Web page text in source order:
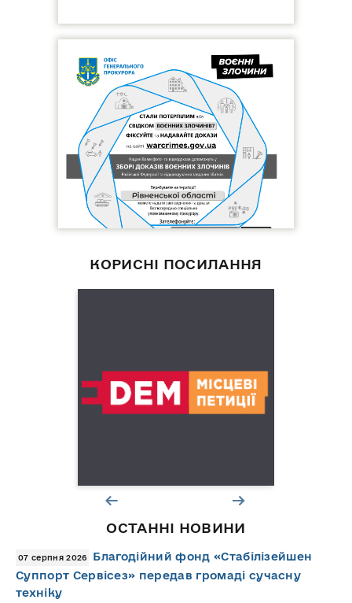
КОРИСНІ ПОСИЛАННЯ
ОСТАННІ НОВИНИ
07 серпня 2026
Благодійний фонд «Стабілізейшен
Суппорт Сервісез» передав громаді сучасну
техніку